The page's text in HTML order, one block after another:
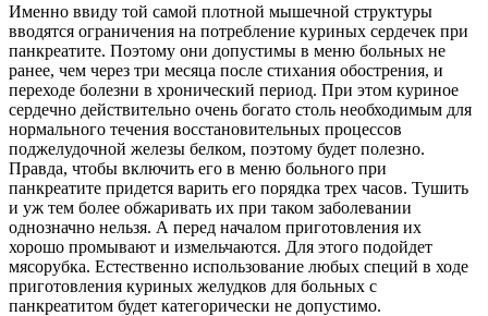
Именно ввиду той самой плотной мышечной структуры
вводятся ограничения на потребление куриных сердечек при
панкреатите. Поэтому они допустимы в меню больных не
ранее, чем через три месяца после стихания обострения, и
переходе болезни в хронический период. При этом куриное
сердечно действительно очень богато столь необходимым для
нормального течения восстановительных процессов
поджелудочной железы белком, поэтому будет полезно.
Правда, чтобы включить его в меню больного при
панкреатите придется варить его порядка трех часов. Тушить
и уж тем более обжаривать их при таком заболевании
однозначно нельзя. А перед началом приготовления их
хорошо промывают и измельчаются. Для этого подойдет
мясорубка. Естественно использование любых специй в ходе
приготовления куриных желудков для больных с
панкреатитом будет категорически не допустимо.